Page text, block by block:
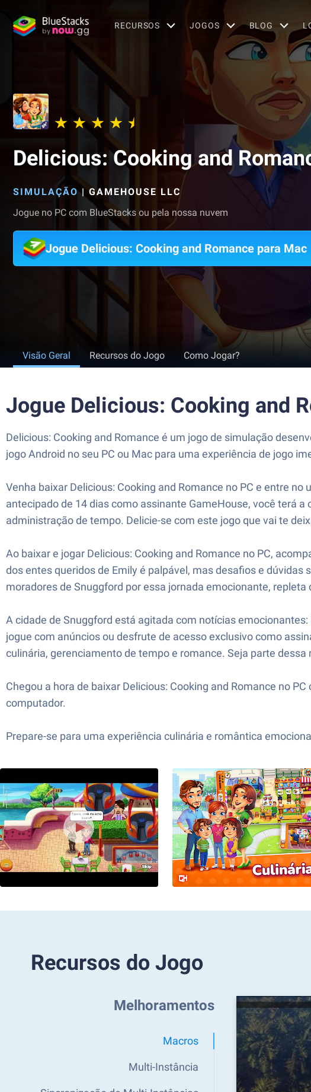
RECURSOS JOGOS BLOG
Delicious: Cooking and
SIMULAÇÃO | GAMEHOUSE LLC
Jogue no PC com BlueStacks ou pela nossa nuvem
Jogue Delicious: Cooking and Romance para Mac
Visão Geral Recursos do Jogo Como Jogar?
Jogue Delicious: Cooking and
Delicious: Cooking and Romance é um jogo de simulação
jogo Android no seu PC ou Mac para uma experiência de jogo
Venha baixar Delicious: Cooking and Romance no PC e entre
antecipado de 14 dias como assinante GameHouse, você terá
administração de tempo. Delicie-se com este jogo que vai te
Ao baixar e jogar Delicious: Cooking and Romance no PC,
dos entes queridos de Emily é palpável, mas desafios e
moradores de Snuggford por essa jornada emocionante, repleta
A cidade de Snuggford está agitada com notícias
jogue com anúncios ou desfrute de acesso exclusivo como
culinária, gerenciamento de tempo e romance. Seja parte
Chegou a hora de baixar Delicious: Cooking and Romance no
computador.
Prepare-se para uma experiência culinária e romântica
Recursos do Jogo
Melhoramentos
Macros
Multi-Instância